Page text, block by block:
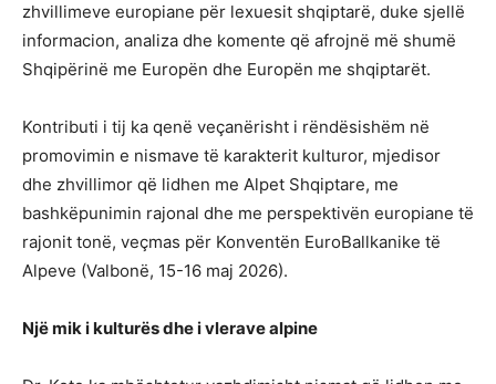
zhvillimeve europiane për lexuesit shqiptarë, duke sjellë
informacion, analiza dhe komente që afrojnë më shumë
Shqipërinë me Europën dhe Europën me shqiptarët.
Kontributi i tij ka qenë veçanërisht i rëndësishëm në
promovimin e nismave të karakterit kulturor, mjedisor
dhe zhvillimor që lidhen me Alpet Shqiptare, me
bashkëpunimin rajonal dhe me perspektivën europiane të
rajonit tonë, veçmas për Konventën EuroBallkanike të
Alpeve (Valbonë, 15-16 maj 2026).
Një mik i kulturës dhe i vlerave alpine